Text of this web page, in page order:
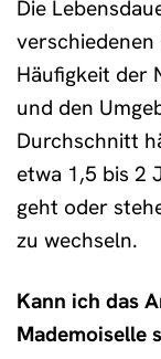
Die
verschiedenen
Häufigkeit der
und den
Durchschnitt
etwa 1,5 bis 2
geht oder
zu wechseln.
Kann ich das
Mademoiselle